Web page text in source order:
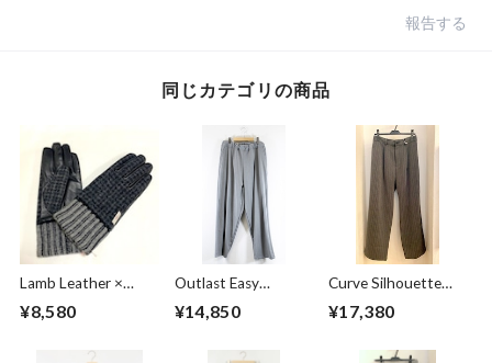
報告する
同じカテゴリの商品
Lamb Leather ×
Harris Tweed
Combination
¥8,580
Outlast Easy
Pants Gray
¥14,850
Curve Silhouette
Slacks Pants Black
Stripe
¥17,380